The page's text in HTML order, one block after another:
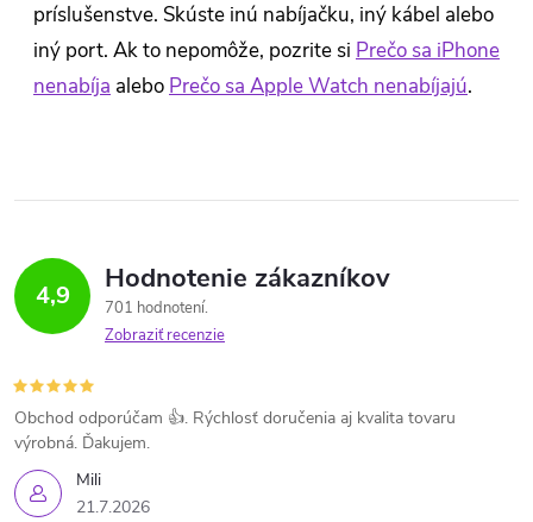
príslušenstve. Skúste inú nabíjačku, iný kábel alebo
iný port. Ak to nepomôže, pozrite si Prečo sa iPhone
nenabíja alebo Prečo sa Apple Watch nenabíjajú.
4,9 Hodnotenie zákazníkov
701 hodnotení
Zobraziť recenzie
Mili
21.7.2026
Obchod odporúčam 👍. Rýchlosť doručenia aj kvalita tovaru
výrobná. Ďakujem.